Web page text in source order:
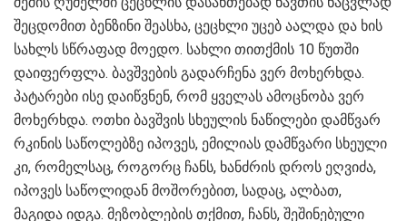
შეცდომით ბენზინი შეასხა, ცეცხლი უცებ აალდა და ხის
სახლს სწრაფად მოედო. სახლი თითქმის 10 წუთში
დაიფერფლა. ბავშვების გადარჩენა ვერ მოხერხდა.
პატარები ისე დაიწვნენ, რომ ყველას ამოცნობა ვერ
მოხერხდა. ოთხი ბავშვის სხეულის ნაწილები დამწვარ
რკინის საწოლებზე იპოვეს, ემილიას დამწვარი სხეული
კი, რომელსაც, როგორც ჩანს, ხანძრის დროს ეღვიძა,
იპოვეს საწოლიდან მოშორებით, სადაც, ალბათ,
მაგიდა იდგა. მეზობლების თქმით, ჩანს, შეშინებული